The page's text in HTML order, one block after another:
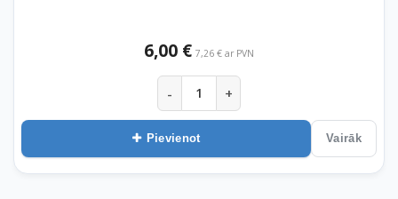
6,00 € 7,26 € ar PVN
- +
Pievienot Vairāk